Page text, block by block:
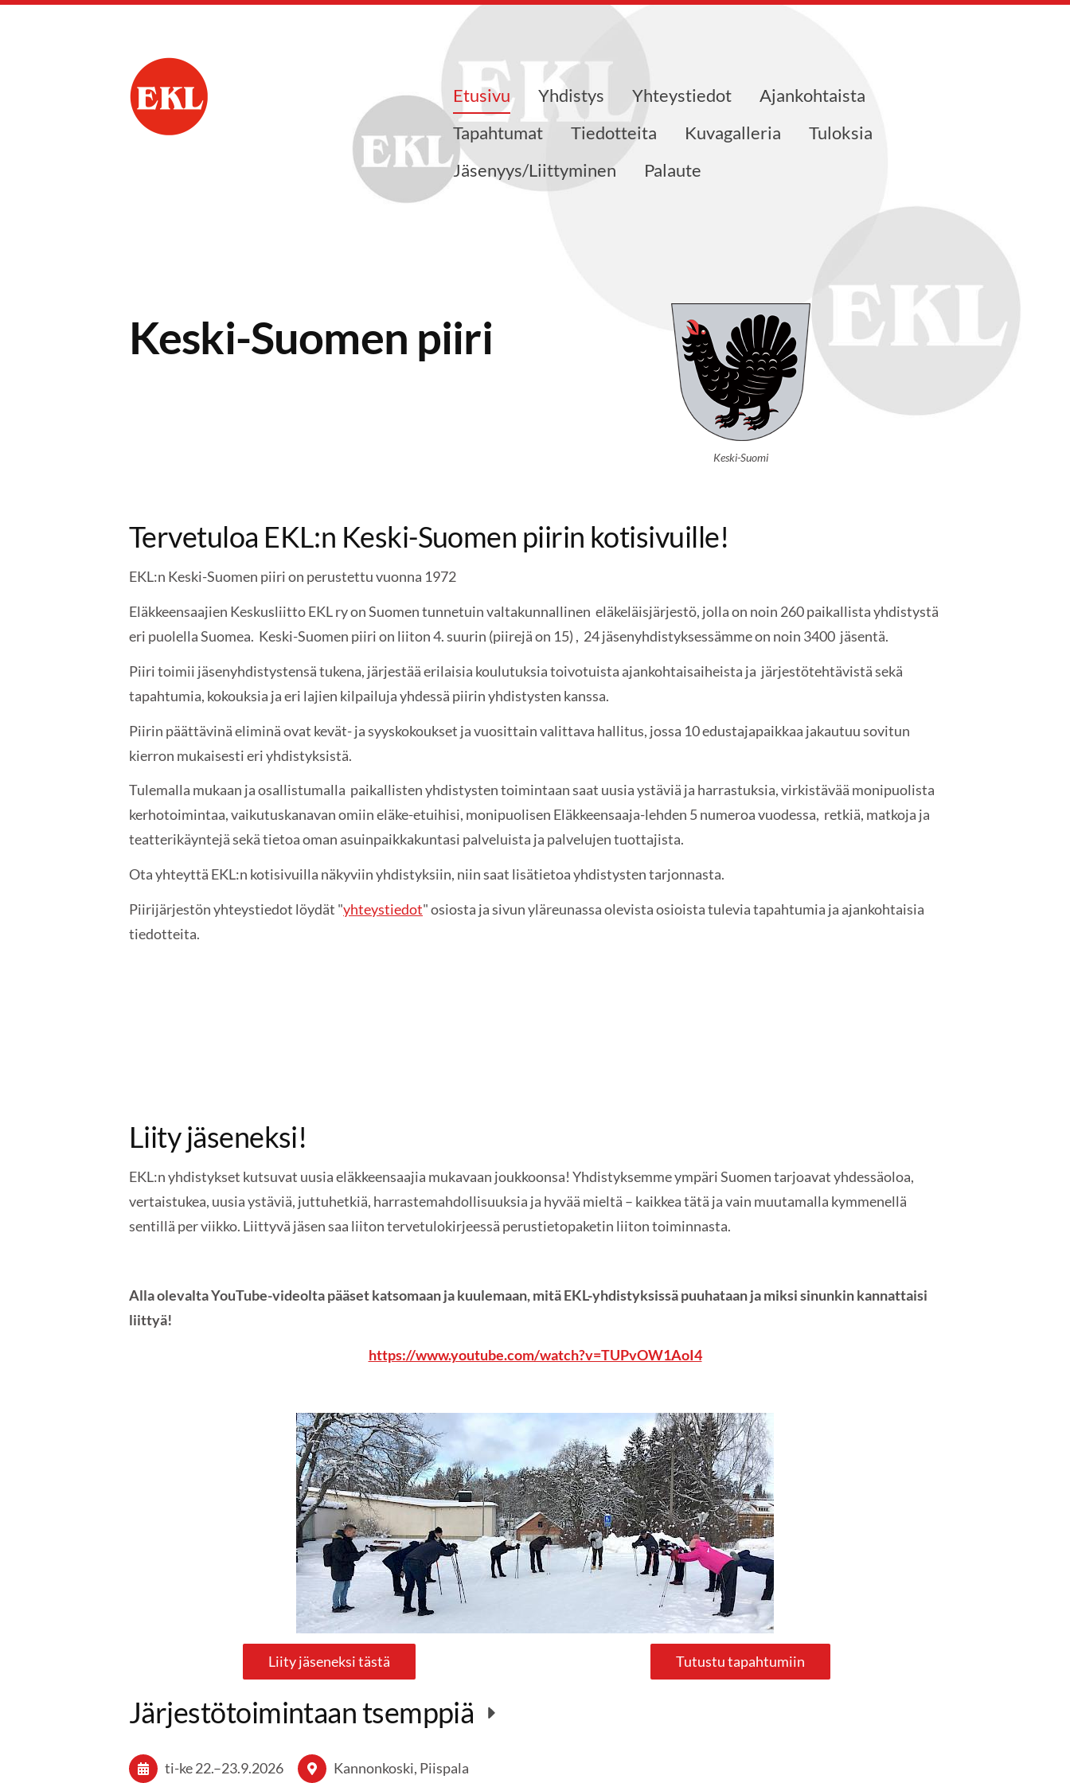
Keski-Suomen piiri Etusivu Yhdistys Yhteystiedot
Ajankohtaista
Tapahtumat
Tiedotteita Kuvagalleria
Tuloksia
Jäsenyys/Liittyminen
Palaute
Keski-Suomen piiri
Keski-Suomi
Tervetuloa EKL:n Keski-Suomen piirin kotisivuille!
EKL:n Keski-Suomen piiri on perustettu vuonna 1972
Eläkkeensaajien Keskusliitto EKL ry on Suomen tunnetuin valtakunnallinen eläkeläisjärjestö, jolla on noin 260 paikallista yhdistystä
eri puolella Suomea. Keski-Suomen piiri on liiton 4. suurin (piirejä on 15) , 24 jäsenyhdistyksessämme on noin 3400 jäsentä.
Piiri toimii jäsenyhdistystensä tukena, järjestää erilaisia koulutuksia toivotuista ajankohtaisaiheista ja järjestötehtävistä sekä
tapahtumia, kokouksia ja eri lajien kilpailuja yhdessä piirin yhdistysten kanssa.
Piirin päättävinä eliminä ovat kevät- ja syyskokoukset ja vuosittain valittava hallitus, jossa 10 edustajapaikkaa jakautuu sovitun
kierron mukaisesti eri yhdistyksistä.
Tulemalla mukaan ja osallistumalla paikallisten yhdistysten toimintaan saat uusia ystäviä ja harrastuksia, virkistävää monipuolista
kerhotoimintaa, vaikutuskanavan omiin eläke-etuihisi, monipuolisen Eläkkeensaaja-lehden 5 numeroa vuodessa, retkiä, matkoja ja
teatterikäyntejä sekä tietoa oman asuinpaikkakuntasi palveluista ja palvelujen tuottajista.
Ota yhteyttä EKL:n kotisivuilla näkyviin yhdistyksiin, niin saat lisätietoa yhdistysten tarjonnasta.
Piirijärjestön yhteystiedot löydät "yhteystiedot" osiosta ja sivun yläreunassa olevista osioista tulevia tapahtumia ja ajankohtaisia
tiedotteita.
Liity jäseneksi!
EKL:n yhdistykset kutsuvat uusia eläkkeensaajia mukavaan joukkoonsa! Yhdistyksemme ympäri Suomen tarjoavat yhdessäoloa,
vertaistukea, uusia ystäviä, juttuhetkiä, harrastemahdollisuuksia ja hyvää mieltä – kaikkea tätä ja vain muutamalla kymmenellä
sentillä per viikko. Liittyvä jäsen saa liiton tervetulokirjeessä perustietopaketin liiton toiminnasta.
Alla olevalta YouTube-videolta pääset katsomaan ja kuulemaan, mitä EKL-yhdistyksissä puuhataan ja miksi sinunkin kannattaisi
liittyä!
https://www.youtube.com/watch?v=TUPvOW1AoI4
Liity jäseneksi tästä Tutustu tapahtumiin
Järjestötoimintaan tsemppiä
ti-ke22.–23.9.2026 Kannonkoski, Piispala